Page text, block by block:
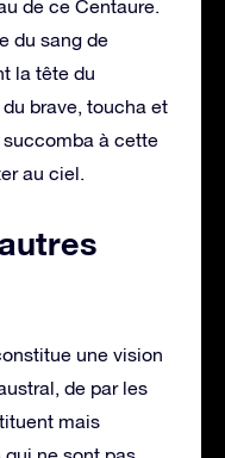
de ce Centaure.
du sang de
la tête du
brave, toucha et
à cette
au ciel.
une vision
de par les
mais